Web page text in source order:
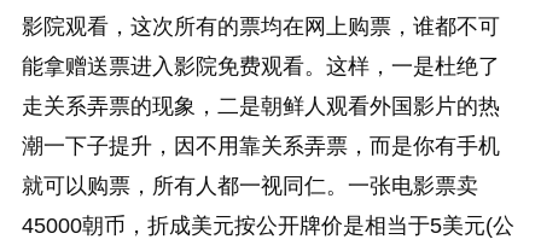
影院观看，这次所有的票均在网上购票，谁都不可
能拿赠送票进入影院免费观看。这样，一是杜绝了
走关系弄票的现象，二是朝鲜人观看外国影片的热
潮一下子提升，因不用靠关系弄票，而是你有手机
就可以购票，所有人都一视同仁。一张电影票卖
45000朝币，折成美元按公开牌价是相当于5美元(公